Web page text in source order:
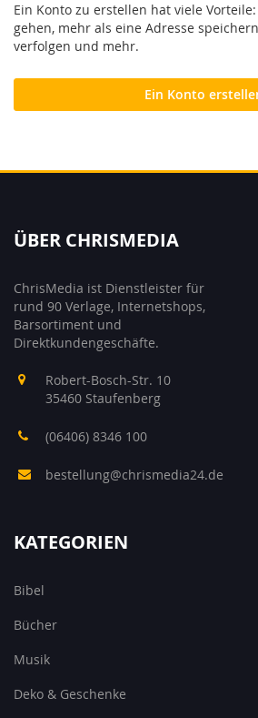
Ein Konto zu erstellen hat viele
gehen, mehr als eine Adresse
verfolgen und mehr.
Ein Konto
ÜBER CHRISMEDIA
ChrisMedia ist Dienstleister für
rund 90 Verlage, Internetshops,
Barsortiment und
Direktkundengeschäfte.
Robert-Bosch-Str. 10
35460 Staufenberg
(06406) 8346 100
bestellung@chrismedia24.de
KATEGORIEN
Bibel
Bücher
Musik
Deko & Geschenke